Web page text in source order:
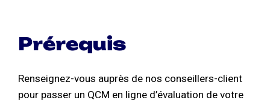
Prérequis
Renseignez-vous auprès de nos conseillers-client
pour passer un QCM en ligne d’évaluation de votre